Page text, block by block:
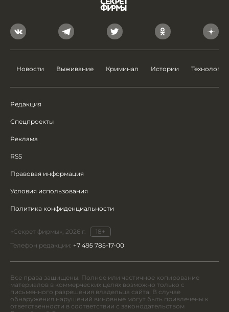
Новости Выживание Криминал Истории Технологии
Редакция
Спецпроекты
Реклама
RSS
Правовая информация
Условия использования
Политика конфиденциальности
«Секрет фирмы», 2026 г.
18+
Телефон редакции: +7 495 785-17-00
Все права защищены. Полное или частичное копирование
материалов в коммерческих целях возможно только с
письменного разрешения владельца сайта. В случае
обнаружения нарушений виновные могут быть привлечены к
ответственности в соответствии с законодательством